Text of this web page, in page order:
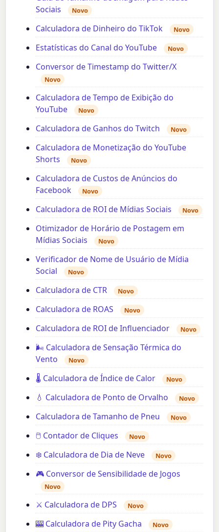
Sociais
Novo
Calculadora de Dinheiro do TikTok Novo
Estatísticas do Canal do YouTube Novo
Conversor de Timestamp do Twitter/X
Novo
Calculadora de Tempo de Exibição do
YouTube
Novo
Calculadora de Ganhos do Twitch Novo
Calculadora de Monetização do YouTube
Shorts
Novo
Calculadora de Custos de Anúncios do
Facebook
Novo
Calculadora de ROI de Mídias Sociais Novo
Otimizador de Horário de Postagem em
Mídias Sociais
Novo
Verificador de Nome de Usuário de Mídia
Social
Novo
Calculadora de CTR Novo
Calculadora de ROAS Novo
Calculadora de ROI de Influenciador Novo
🌬️ Calculadora de Sensação Térmica do
Vento
Novo
🌡️ Calculadora de Índice de Calor Novo
💧 Calculadora de Ponto de Orvalho Novo
Calculadora de Tamanho de Pneu Novo
🖱️ Contador de Cliques Novo
❄️ Calculadora de Dia de Neve Novo
🎮 Conversor de Sensibilidade de Jogos
Novo
⚔️ Calculadora de DPS Novo
🎰 Calculadora de Pity Gacha Novo